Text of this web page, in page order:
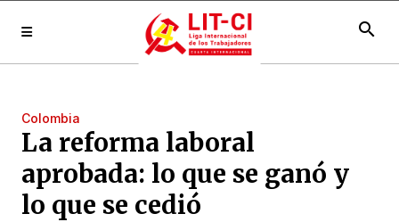
search
Colombia
La reforma laboral
aprobada: lo que se ganó y
lo que se cedió